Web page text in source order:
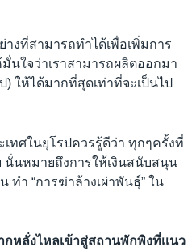
างที่สามารถทำได้เพื่อเพิ่มการ
นใจว่าเราสามารถผลิตออกมา
ให้ได้มากที่สุดเท่าที่จะเป็นไป
ทศในยุโรปควรรู้ดีว่า ทุกๆครั้งที่
นั่นหมายถึงการให้เงินสนับสนุน
ทำ “การฆ่าล้างเผ่าพันธุ์” ใน
หลั่งไหลเข้าสู่สถานพักพิงที่เเนว